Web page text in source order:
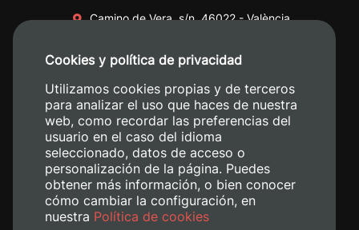
Camino de Vera, s/n. 46022 - València
+34 620 04 00 50
Cookies y política de privacidad
Utilizamos cookies propias y de terceros
para analizar el uso que haces de nuestra
web, como recordar las preferencias del
usuario en el caso del idioma
seleccionado, datos de acceso o
personalización de la página. Puedes
obtener más información, o bien conocer
cómo cambiar la configuración, en
nuestra Política de cookies